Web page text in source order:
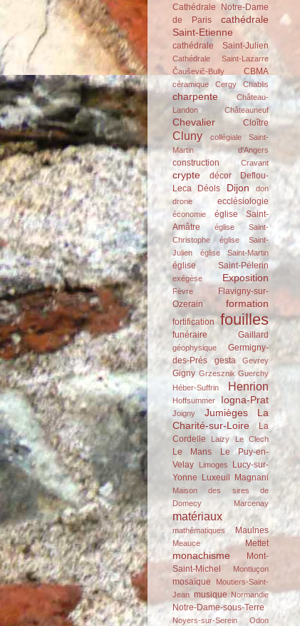
Cathédrale Notre-Dame
de Paris
cathédrale
Saint-Etienne
cathédrale Saint-Julien
Cathédrale Saint-Lazarre
Čauševič-Bully
CBMA
céramique Cergy Chablis
charpente
Château-
Landon
Châteauneuf
Chevalier Cloître
Cluny
collégiale Saint-
Martin d'Angers
construction Cravant
crypte décor
Deflou-
Leca
Déols Dijon
don
drone
ecclésiologie
économie
église Saint-
Amâtre
église Saint-
Christophe
église Saint-
Julien
église Saint-Martin
église Saint-Pélerin
exégèse Exposition
Fèvre
Flavigny-sur-
Ozerain
formation
fortification fouilles
funéraire Gaillard
géophysique
Germigny-
des-Prés
gesta Gevrey
Gigny Grzesznik Guerchy
Héber-Suffrin
Henrion
Hoffsummer Iogna-Prat
Joigny Jumièges
La
Charité-sur-Loire
La
Cordelle
Laizy Le Clech
Le Mans
Le Puy-en-
Velay
Limoges
Lucy-sur-
Yonne Luxeuil Magnani
Maison des sires de
Domecy
Marcenay
matériaux
mathématiques Maulnes
Meauce Mettet
monachisme
Mont-
Saint-Michel
Montluçon
mosaïque
Moutiers-Saint-
Jean musique Normandie
Notre-Dame-sous-Terre
Noyers-sur-Serein
Odon